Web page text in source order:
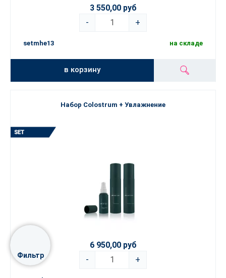
Фильтр
3 550,00 руб
-
+
setmhe13 на складе
в корзину
Набор Colostrum + Увлажнение
6 950,00 руб
-
+